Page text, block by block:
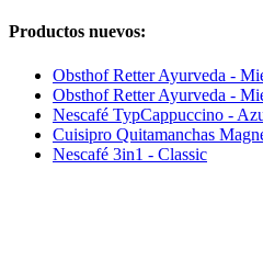
Productos nuevos:
Obsthof Retter Ayurveda -
Obsthof Retter Ayurveda -
Nescafé TypCappuccino -
Cuisipro Quitamanchas
Nescafé 3in1 - Classic